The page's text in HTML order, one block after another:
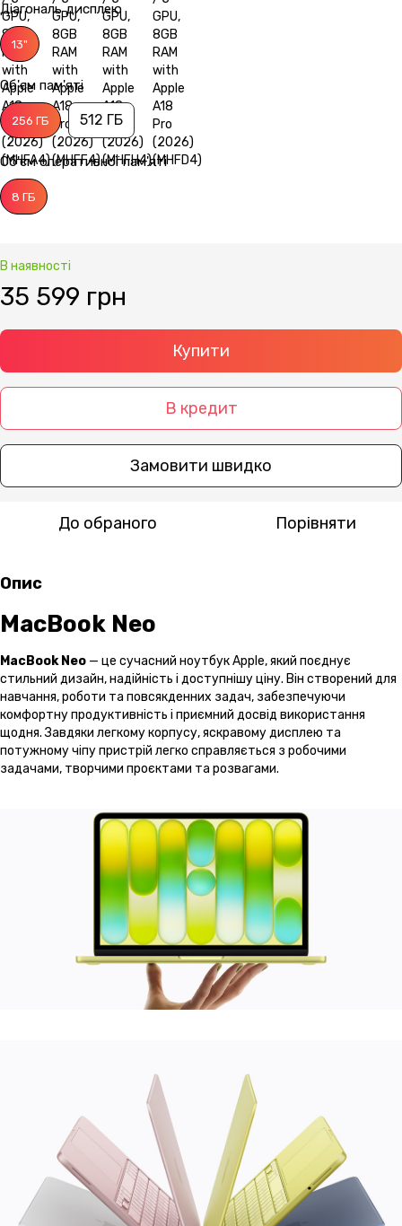
Діагональ дисплею
13"
Об'єм пам'яті
256 ГБ 512 ГБ
Об'єм оперативної пам'яті
8 ГБ
В наявності
35 599 грн
Купити
В кредит
Замовити швидко
До обраного Порівняти
Опис
MacBook Neo
MacBook Neo — це сучасний ноутбук Apple, який поєднує
стильний дизайн, надійність і доступнішу ціну. Він створений для
навчання, роботи та повсякденних задач, забезпечуючи
комфортну продуктивність і приємний досвід використання
щодня. Завдяки легкому корпусу, яскравому дисплею та
потужному чіпу пристрій легко справляється з робочими
задачами, творчими проєктами та розвагами.